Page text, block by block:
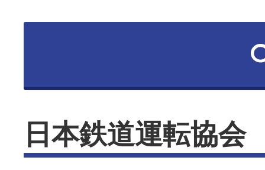
日本鉄道運転協